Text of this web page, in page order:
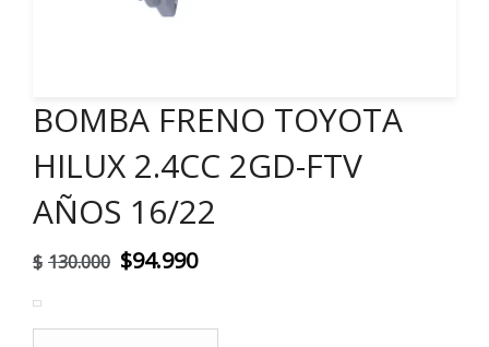
BOMBA FRENO TOYOTA
HILUX 2.4CC 2GD-FTV
AÑOS 16/22
$ 130.000 El
original
$94.990El
actual